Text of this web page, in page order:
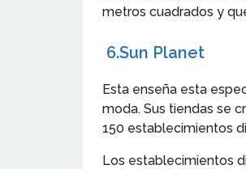
metros cuadrados y
6.Sun Planet
Esta enseña esta
moda. Sus tiendas se
150 establecimientos
Los establecimientos